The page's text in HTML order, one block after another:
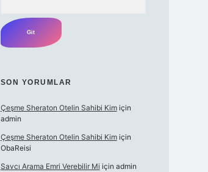
SON YORUMLAR
Çeşme Sheraton Otelin Sahibi Kimiçin
admin
Çeşme Sheraton Otelin Sahibi Kimiçin
ObaReisi
Savcı Arama Emri Verebilir Mi için admin